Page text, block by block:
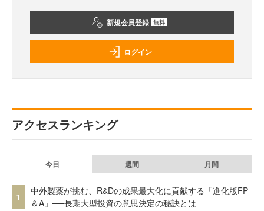
新規会員登録 無料
ログイン
アクセスランキング
今日 週間 月間
1
中外製薬が挑む、R&Dの成果最大化に貢献する「進化版FP
＆A」──長期大型投資の意思決定の秘訣とは